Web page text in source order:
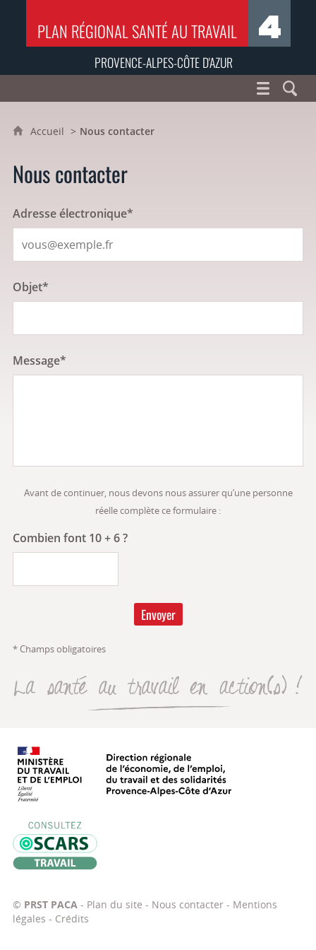
PLAN RÉGIONAL SANTÉ AU TRAVAIL
PROVENCE-ALPES-CÔTE D'AZUR
Accueil Nous contacter
Nous contacter
Adresse électronique*
Objet*
Message*
Avant de continuer, nous devons nous assurer qu’une personne
réelle complète ce formulaire :
Combien font 10 + 6 ?
* Champs obligatoires
La santé au travail en
Direction régionale de l’économie,
© PRST PACA- Plan du site - Nous contacter- Mentions
légales - Crédits